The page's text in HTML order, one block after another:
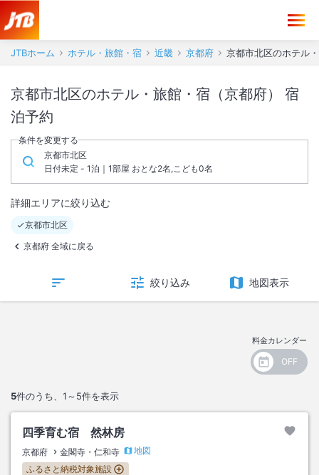
JTBホーム ホテル・旅館・宿 近畿 京都府 京都市北区のホテル
京都市北区のホテル・旅館・宿（京都府） 宿
泊予約
条件を変更する
京都市北区
日付未定 - 1泊｜1部屋 おとな2名,こども0名
詳細エリアに絞り込む
京都市北区
京都府 全域に戻る
絞り込み 地図表示
料金カレンダー
5件のうち、 1～5件を表示
四季育む宿 然林房
京都府 金閣寺・仁和寺
地図
ふるさと納税対象施設